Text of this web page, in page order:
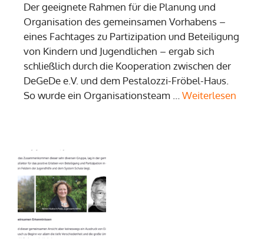
Der geeignete Rahmen für die Planung und
Organisation des gemeinsamen Vorhabens –
eines Fachtages zu Partizipation und Beteiligung
von Kindern und Jugendlichen – ergab sich
schließlich durch die Kooperation zwischen der
DeGeDe e.V. und dem Pestalozzi-Fröbel-Haus.
So wurde ein Organisationsteam … Weiterlesen